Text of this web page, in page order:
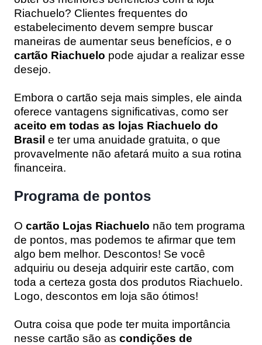
Riachuelo? Clientes frequentes do
estabelecimento devem sempre buscar
maneiras de aumentar seus benefícios, e o
cartão Riachuelo pode ajudar a realizar esse
desejo.
Embora o cartão seja mais simples, ele ainda
oferece vantagens significativas, como ser
aceito em todas as lojas Riachuelo do
Brasil e ter uma anuidade gratuita, o que
provavelmente não afetará muito a sua rotina
financeira.
Programa de pontos
O cartão Lojas Riachuelo não tem programa
de pontos, mas podemos te afirmar que tem
algo bem melhor. Descontos! Se você
adquiriu ou deseja adquirir este cartão, com
toda a certeza gosta dos produtos Riachuelo.
Logo, descontos em loja são ótimos!
Outra coisa que pode ter muita importância
nesse cartão são as condições de